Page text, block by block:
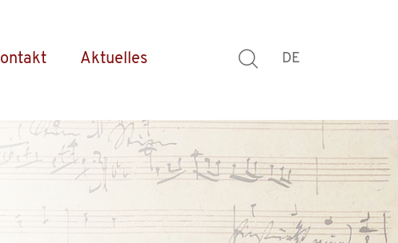
Aktuelles DE